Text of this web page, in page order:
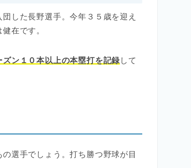
した長野選手。今年３５歳を迎え
在です。
ズン１０本以上の本塁打を記録 して
選手でしょう。打ち勝つ野球が目